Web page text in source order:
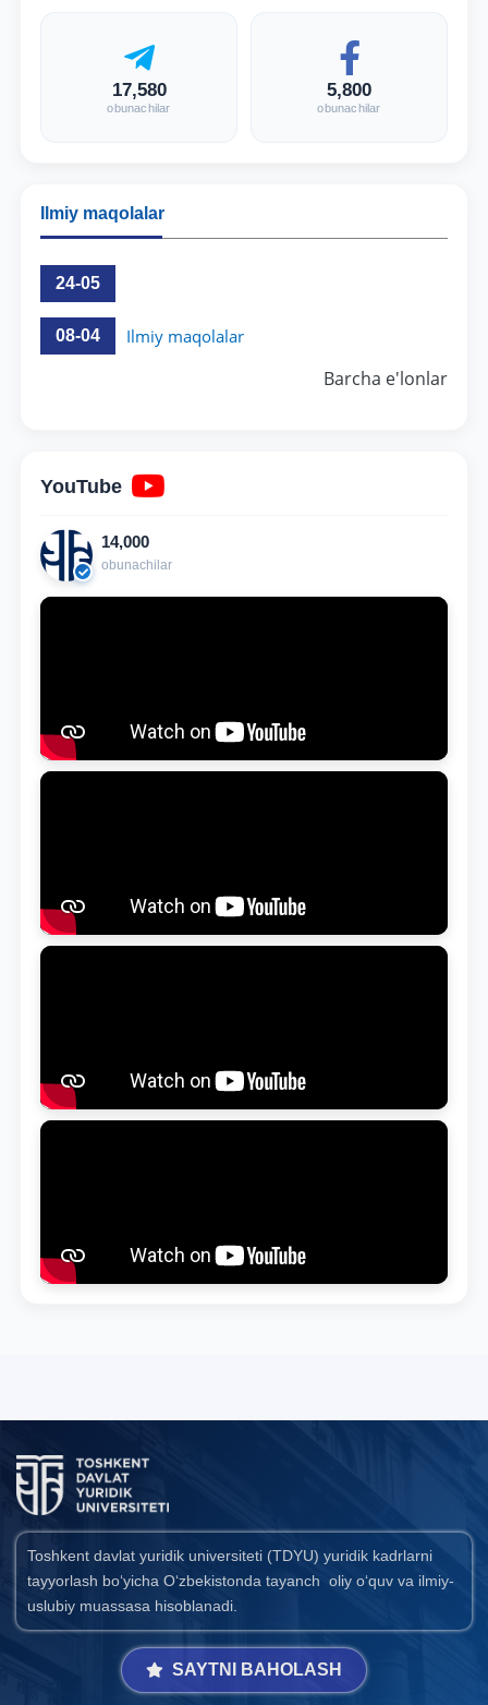
17,580
obunachilar
5,800
obunachilar
Ilmiy maqolalar
24-05
08-04 Ilmiy maqolalar
Barcha e'lonlar
YouTube
14,000
obunachilar
Toshkent davlat yuridik universiteti (TDYU) yuridik kadrlarni
tayyorlash bo‘yicha O‘zbekistonda tayanch oliy o‘quv va ilmiy-
uslubiy muassasa hisoblanadi.
SAYTNI BAHOLASH